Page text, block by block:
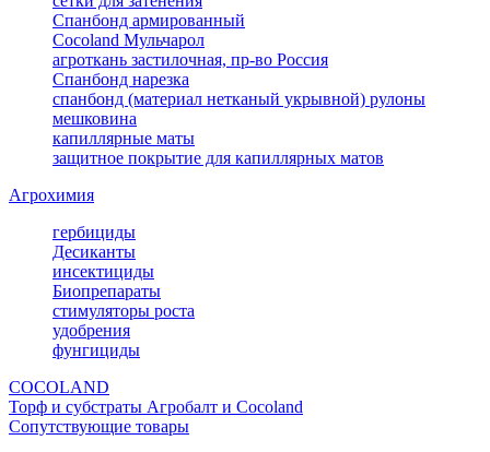
Спанбонд армированный
Cocoland Мульчарол
агроткань застилочная, пр-во Россия
Спанбонд нарезка
спанбонд (материал нетканый укрывной) рулоны
мешковина
капиллярные маты
защитное покрытие для капиллярных матов
Агрохимия
гербициды
Десиканты
инсектициды
Биопрепараты
стимуляторы роста
удобрения
фунгициды
COCOLAND
Торф и субстраты Агробалт и Cocoland
Сопутствующие товары